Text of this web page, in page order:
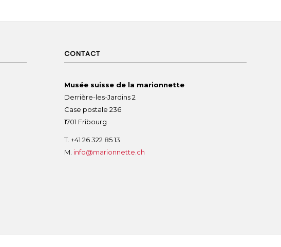
CONTACT
Musée suisse de la marionnette
Derrière-les-Jardins 2
Case postale 236
1701 Fribourg
T. +41 26 322 85 13
M. info@marionnette.ch